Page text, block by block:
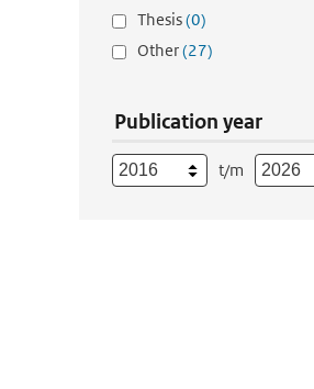
Thesis(0)
Other(27)
Publication year
t/m